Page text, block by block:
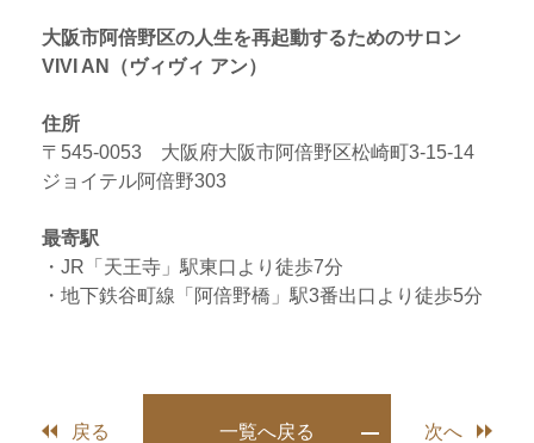
大阪市阿倍野区の人生を再起動するためのサロン
VIVI AN（ヴィヴィ アン）
住所
〒545-0053 大阪府大阪市阿倍野区松崎町3-15-14
ジョイテル阿倍野303
最寄駅
・JR「天王寺」駅東口より徒歩7分
・地下鉄谷町線「阿倍野橋」駅3番出口より徒歩5分
戻る 一覧へ戻る 次へ